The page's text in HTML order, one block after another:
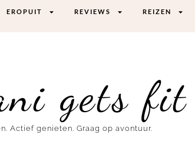
EROPUIT REVIEWS REIZEN
gets fit
Actief genieten. Graag op avontuur.